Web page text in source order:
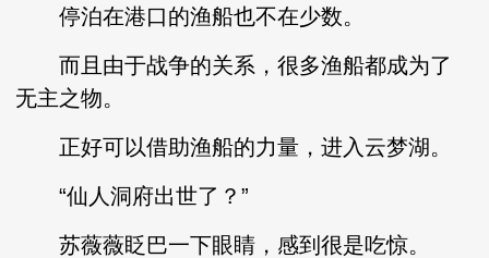
停泊在港口的渔船也不在少数。
而且由于战争的关系，很多渔船都成为了
无主之物。
正好可以借助渔船的力量，进入云梦湖。
“仙人洞府出世了？”
苏薇薇眨巴一下眼睛，感到很是吃惊。